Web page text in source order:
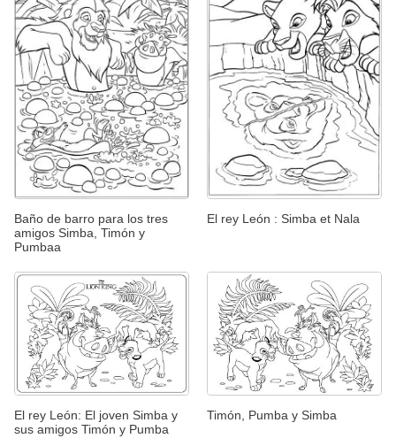
Baño de barro para los tres
amigos Simba, Timón y
Pumbaa
El rey León : Simba et Nala
El rey León: El joven Simba y
sus amigos Timón y Pumba
Timón, Pumba y Simba